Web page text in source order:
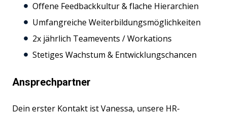
Offene Feedbackkultur & flache Hierarchien
Umfangreiche Weiterbildungsmöglichkeiten
2x jährlich Teamevents / Workations
Stetiges Wachstum & Entwicklungschancen
Ansprechpartner
Dein erster Kontakt ist Vanessa, unsere HR-